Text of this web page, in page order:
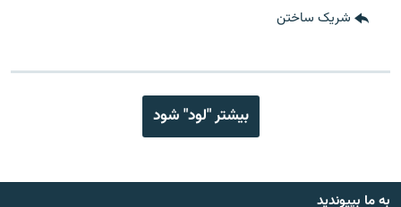
شریک ساختن
بیشتر "لود" شود
به ما بپیوندید